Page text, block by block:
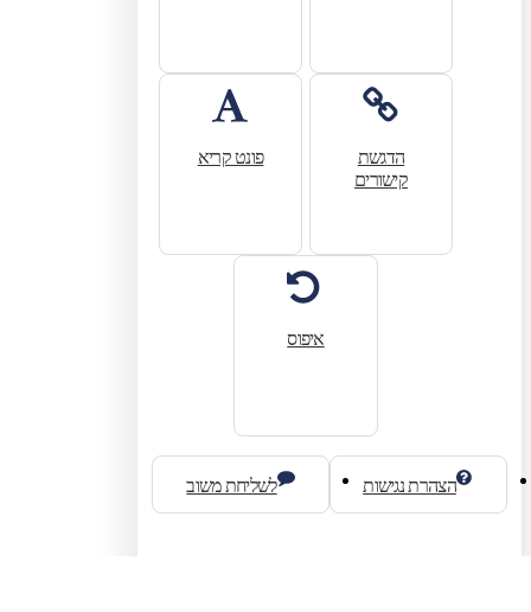
הדגשת
קישורים
פונט קריא
איפוס
הצהרת נגישות לשליחת משוב